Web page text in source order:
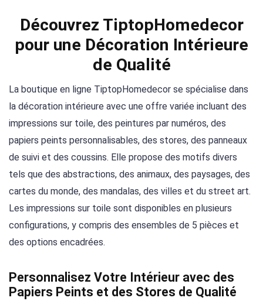
Découvrez TiptopHomedecor
pour une Décoration Intérieure
de Qualité
La boutique en ligne TiptopHomedecor se spécialise dans
la décoration intérieure avec une offre variée incluant des
impressions sur toile, des peintures par numéros, des
papiers peints personnalisables, des stores, des panneaux
de suivi et des coussins. Elle propose des motifs divers
tels que des abstractions, des animaux, des paysages, des
cartes du monde, des mandalas, des villes et du street art.
Les impressions sur toile sont disponibles en plusieurs
configurations, y compris des ensembles de 5 pièces et
des options encadrées.
Personnalisez Votre Intérieur avec des
Papiers Peints et des Stores de Qualité